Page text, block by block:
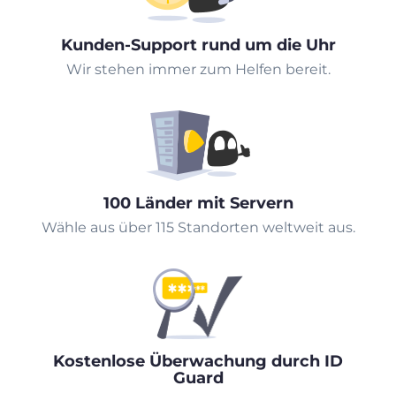
Kunden-Support rund um die Uhr
Wir stehen immer zum Helfen bereit.
100 Länder mit Servern
Wähle aus über 115 Standorten weltweit aus.
Kostenlose Überwachung durch ID
Guard